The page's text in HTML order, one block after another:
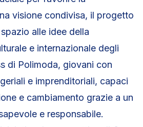
visione condivisa, il progetto
alle idee della
e internazionale degli
di Polimoda, giovani con
e imprenditoriali, capaci
e cambiamento grazie a un
e responsabile.